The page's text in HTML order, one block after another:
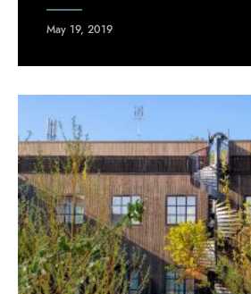
May 19, 2019